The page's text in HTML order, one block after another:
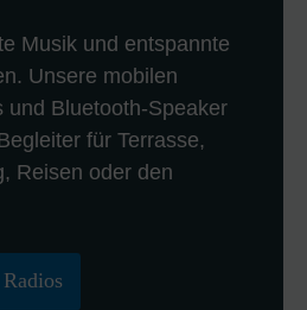
Musik und entspannte
Unsere mobilen
und Bluetooth-Speaker
für Terrasse,
Reisen oder den